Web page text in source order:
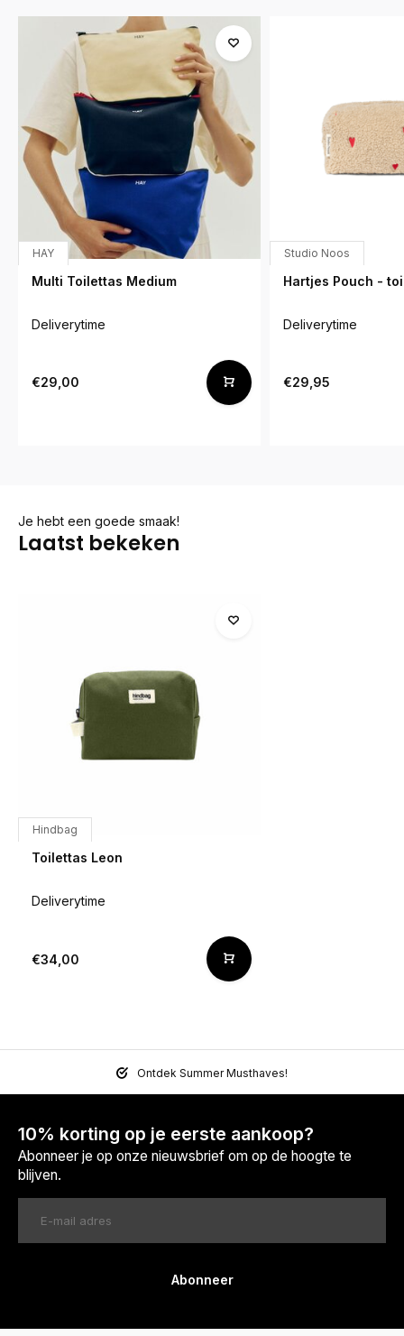
HAY
Multi Toilettas Medium
Deliverytime
€29,00
Studio Noos
Hartjes Pouch -
Deliverytime
€29,95
Je hebt een goede smaak!
Laatst bekeken
Hindbag
Toilettas Leon
Deliverytime
€34,00
Ontdek Summer Musthaves!
10% korting op je eerste aankoop?
Abonneer je op onze nieuwsbrief om op de hoogte te
blijven.
Abonneer